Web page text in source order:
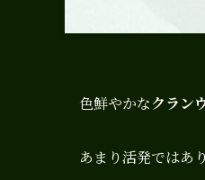
色鮮やかなクラン
あまり活発ではあ